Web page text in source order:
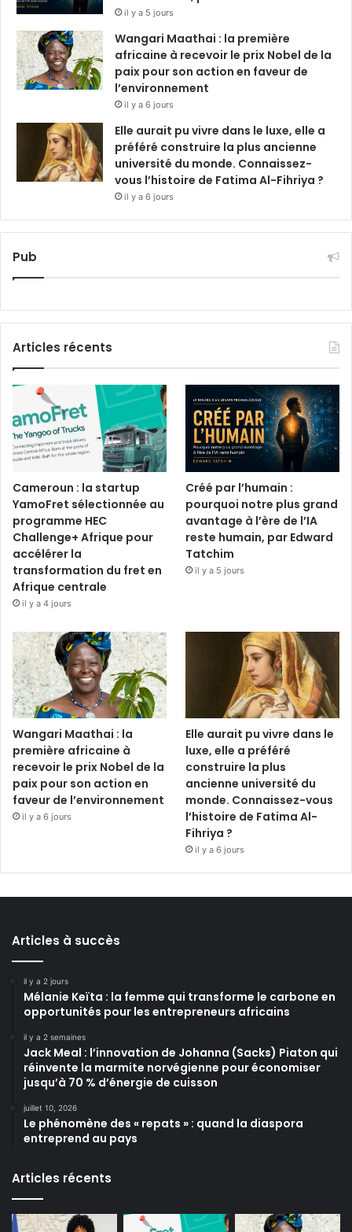
il y a 5 jours
Wangari Maathai : la première
africaine à recevoir le prix Nobel de la
paix pour son action en faveur de
l’environnement
il y a 6 jours
Elle aurait pu vivre dans le luxe, elle a
préféré construire la plus ancienne
université du monde. Connaissez-
vous l’histoire de Fatima Al-Fihriya ?
il y a 6 jours
Pub
Articles récents
Cameroun : la startup
YamoFret sélectionnée au
programme HEC
Challenge+ Afrique pour
accélérer la
transformation du fret en
Afrique centrale
il y a 4 jours
Créé par l’humain :
pourquoi notre plus grand
avantage à l’ère de l’IA
reste humain, par Edward
Tatchim
il y a 5 jours
Wangari Maathai : la
première africaine à
recevoir le prix Nobel de la
paix pour son action en
faveur de l’environnement
il y a 6 jours
Elle aurait pu vivre dans le
luxe, elle a préféré
construire la plus
ancienne université du
monde. Connaissez-vous
l’histoire de Fatima Al-
Fihriya ?
il y a 6 jours
Articles à succès
il y a 2 jours
Mélanie Keïta : la femme qui transforme le carbone en
opportunités pour les entrepreneurs africains
il y a 2 semaines
Jack Meal : l’innovation de Johanna (Sacks) Piaton qui
réinvente la marmite norvégienne pour économiser
jusqu’à 70 % d’énergie de cuisson
juillet 10, 2026
Le phénomène des « repats » : quand la diaspora
entreprend au pays
Articles récents